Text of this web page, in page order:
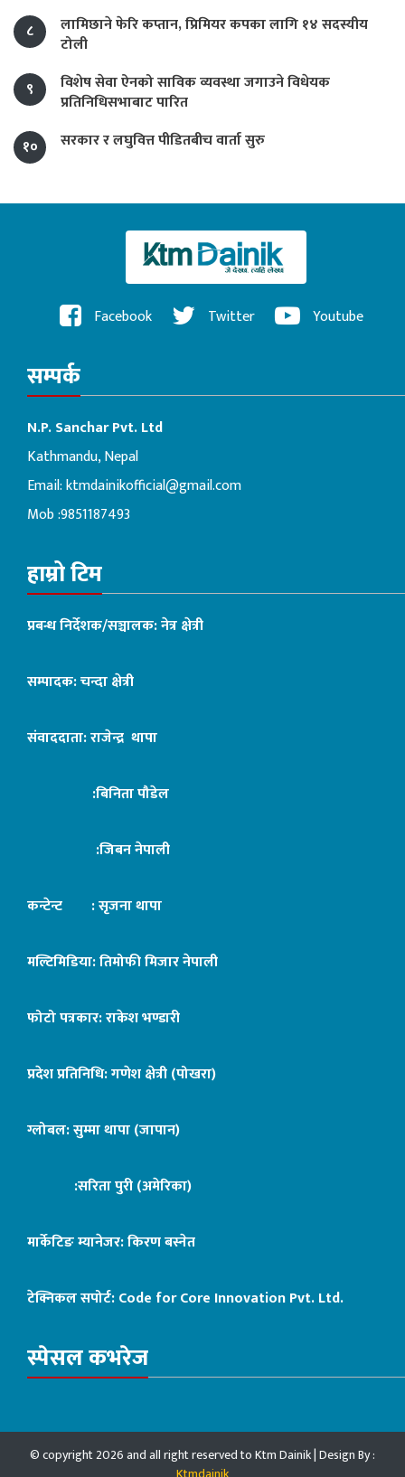
८
लामिछाने फेरि कप्तान, प्रिमियर कपका लागि १४ सदस्यीय
टोली
९
विशेष सेवा ऐनको साविक व्यवस्था जगाउने विधेयक
प्रतिनिधिसभाबाट पारित
१०
सरकार र लघुवित्त पीडितबीच वार्ता सुरु
Facebook Twitter Youtube
सम्पर्क
N.P. Sanchar Pvt. Ltd
Kathmandu, Nepal
Email:ktmdainikofficial@gmail.com
Mob :9851187493
हाम्रो टिम
प्रबन्ध निर्देशक/सञ्चालक: नेत्र क्षेत्री
सम्पादक: चन्दा क्षेत्री
संवाददाता: राजेन्द्र थापा
:बिनिता पौडेल
:जिबन नेपाली
कन्टेन्ट : सृजना थापा
मल्टिमिडिया: तिमोफी मिजार नेपाली
फोटो पत्रकार: राकेश भण्डारी
प्रदेश प्रतिनिधि: गणेश क्षेत्री (पोखरा)
ग्लोबल: सुम्मा थापा (जापान)
:सरिता पुरी (अमेरिका)
मार्केटिङ म्यानेजर: किरण बस्नेत
टेक्निकल सपोर्ट:Code for Core Innovation Pvt. Ltd.
स्पेसल कभरेज
© copyright 2026 and all right reserved to Ktm Dainik | Design By :